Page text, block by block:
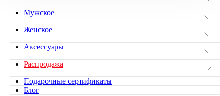
Мужское
Женское
Аксессуары
Распродажа
Подарочные сертификаты
Блог